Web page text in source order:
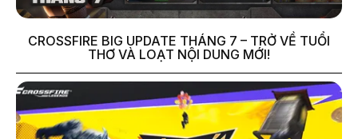
CROSSFIRE BIG UPDATE THÁNG 7 – TRỞ VỀ TUỔI
THƠ VÀ LOẠT NỘI DUNG MỚI!